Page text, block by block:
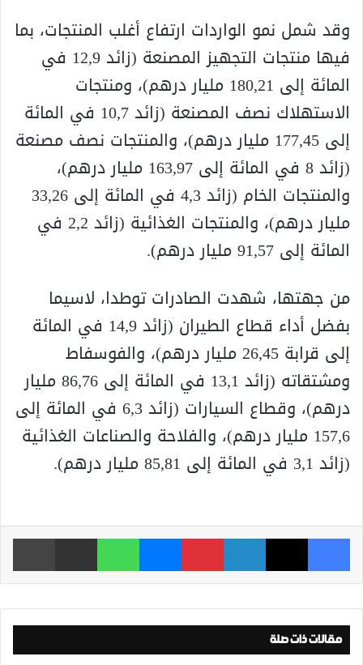
وقد شمل نمو الواردات ارتفاع أغلب المنتجات، بما
فيها منتجات التجهيز المصنعة (زائد 12,9 في
المائة إلى 180,21 مليار درهم)، ومنتجات
الاستهلاك نصف المصنعة (زائد 10,7 في المائة
إلى 177,45 مليار درهم)، والمنتجات نصف مصنعة
(زائد 8 في المائة إلى 163,97 مليار درهم)،
والمنتجات الخام (زائد 4,3 في المائة إلى 33,26
مليار درهم)، والمنتجات الغذائية (زائد 2,2 في
المائة إلى 91,57 مليار درهم).
من جهتها، شهدت الصادرات توطدا، لاسيما
بفضل أداء قطاع الطيران (زائد 14,9 في المائة
إلى قرابة 26,45 مليار درهم)، والفوسفاط
ومشتقاته (زائد 13,1 في المائة إلى 86,76 مليار
درهم)، وقطاع السيارات (زائد 6,3 في المائة إلى
157,6 مليار درهم)، والفلاحة والصناعات الغذائية
(زائد 3,1 في المائة إلى 85,81 مليار درهم).
فيسبوك ‫X لينكدإن بينتيريست ماسنجر واتساب مشاركة عبر البريد
مقالات ذات صلة